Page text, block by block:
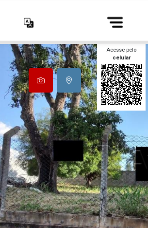
Acesse pelo
celular